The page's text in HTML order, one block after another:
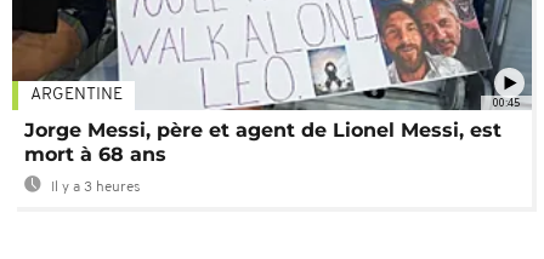
00:45
ARGENTINE
Jorge Messi, père et agent de Lionel Messi, est
mort à 68 ans
Il y a 3 heures